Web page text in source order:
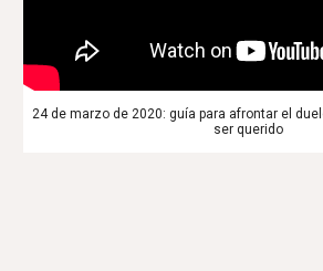
24 de marzo de 2020: guía para afrontar el
ser querido